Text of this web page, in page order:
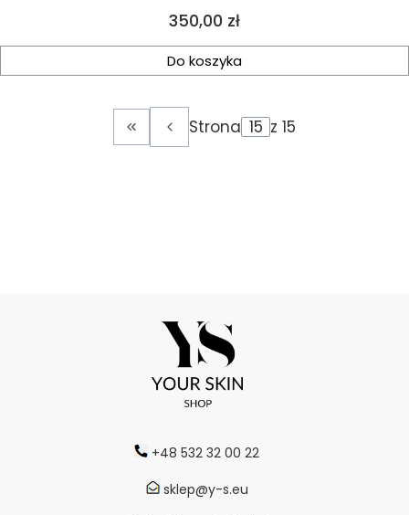
Cena
350,00 zł
Do koszyka
Wróć do pierwszej strony z produktami
Strona z 15
+48 532 32 00 22
sklep@y-s.eu